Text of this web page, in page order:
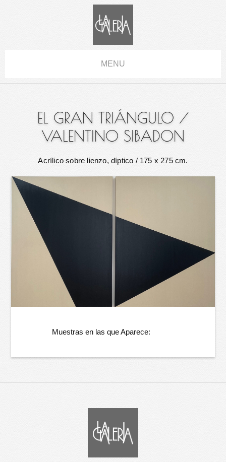
MENU
EL GRAN TRIÁNGULO /
VALENTINO SIBADON
Acrílico sobre lienzo, díptico / 175 x 275 cm.
Muestras en las que Aparece: